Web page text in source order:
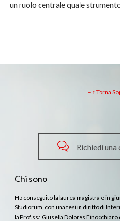
un ruolo centrale quale
– ↑ Torna
 Richiedi
Chi sono
Ho conseguito la laurea magistrale in
Studiorum, con una tesi in diritto di
la Prof.ssa Giusella Dolores Finocchiaro